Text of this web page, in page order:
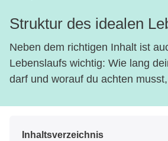
Struktur des idealen
Neben dem richtigen Inhalt ist
Lebenslaufs wichtig: Wie lang
darf und worauf du achten
Inhaltsverzeichnis